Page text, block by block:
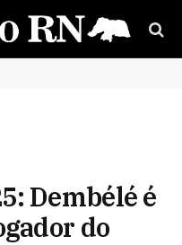
Dembélé é
do